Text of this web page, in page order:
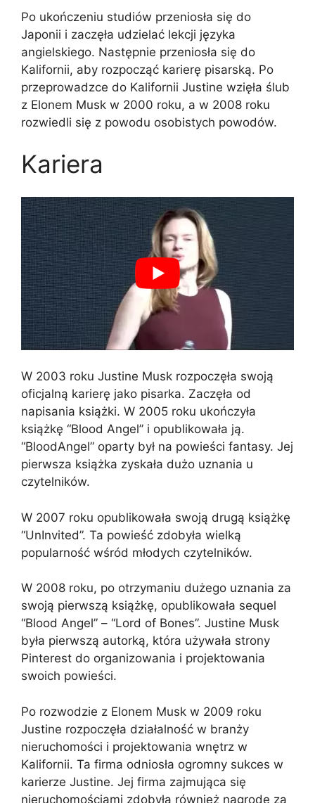
Po ukończeniu studiów przeniosła się do
Japonii i zaczęła udzielać lekcji języka
angielskiego. Następnie przeniosła się do
Kalifornii, aby rozpocząć karierę pisarską. Po
przeprowadzce do Kalifornii Justine wzięła ślub
z Elonem Musk w 2000 roku, a w 2008 roku
rozwiedli się z powodu osobistych powodów.
Kariera
W 2003 roku Justine Musk rozpoczęła swoją
oficjalną karierę jako pisarka. Zaczęła od
napisania książki. W 2005 roku ukończyła
książkę “Blood Angel” i opublikowała ją.
“BloodAngel” oparty był na powieści fantasy. Jej
pierwsza książka zyskała dużo uznania u
czytelników.
W 2007 roku opublikowała swoją drugą książkę
“UnInvited”. Ta powieść zdobyła wielką
popularność wśród młodych czytelników.
W 2008 roku, po otrzymaniu dużego uznania za
swoją pierwszą książkę, opublikowała sequel
“Blood Angel” – “Lord of Bones”. Justine Musk
była pierwszą autorką, która używała strony
Pinterest do organizowania i projektowania
swoich powieści.
Po rozwodzie z Elonem Musk w 2009 roku
Justine rozpoczęła działalność w branży
nieruchomości i projektowania wnętrz w
Kalifornii. Ta firma odniosła ogromny sukces w
karierze Justine. Jej firma zajmująca się
nieruchomościami zdobyła również nagrodę za